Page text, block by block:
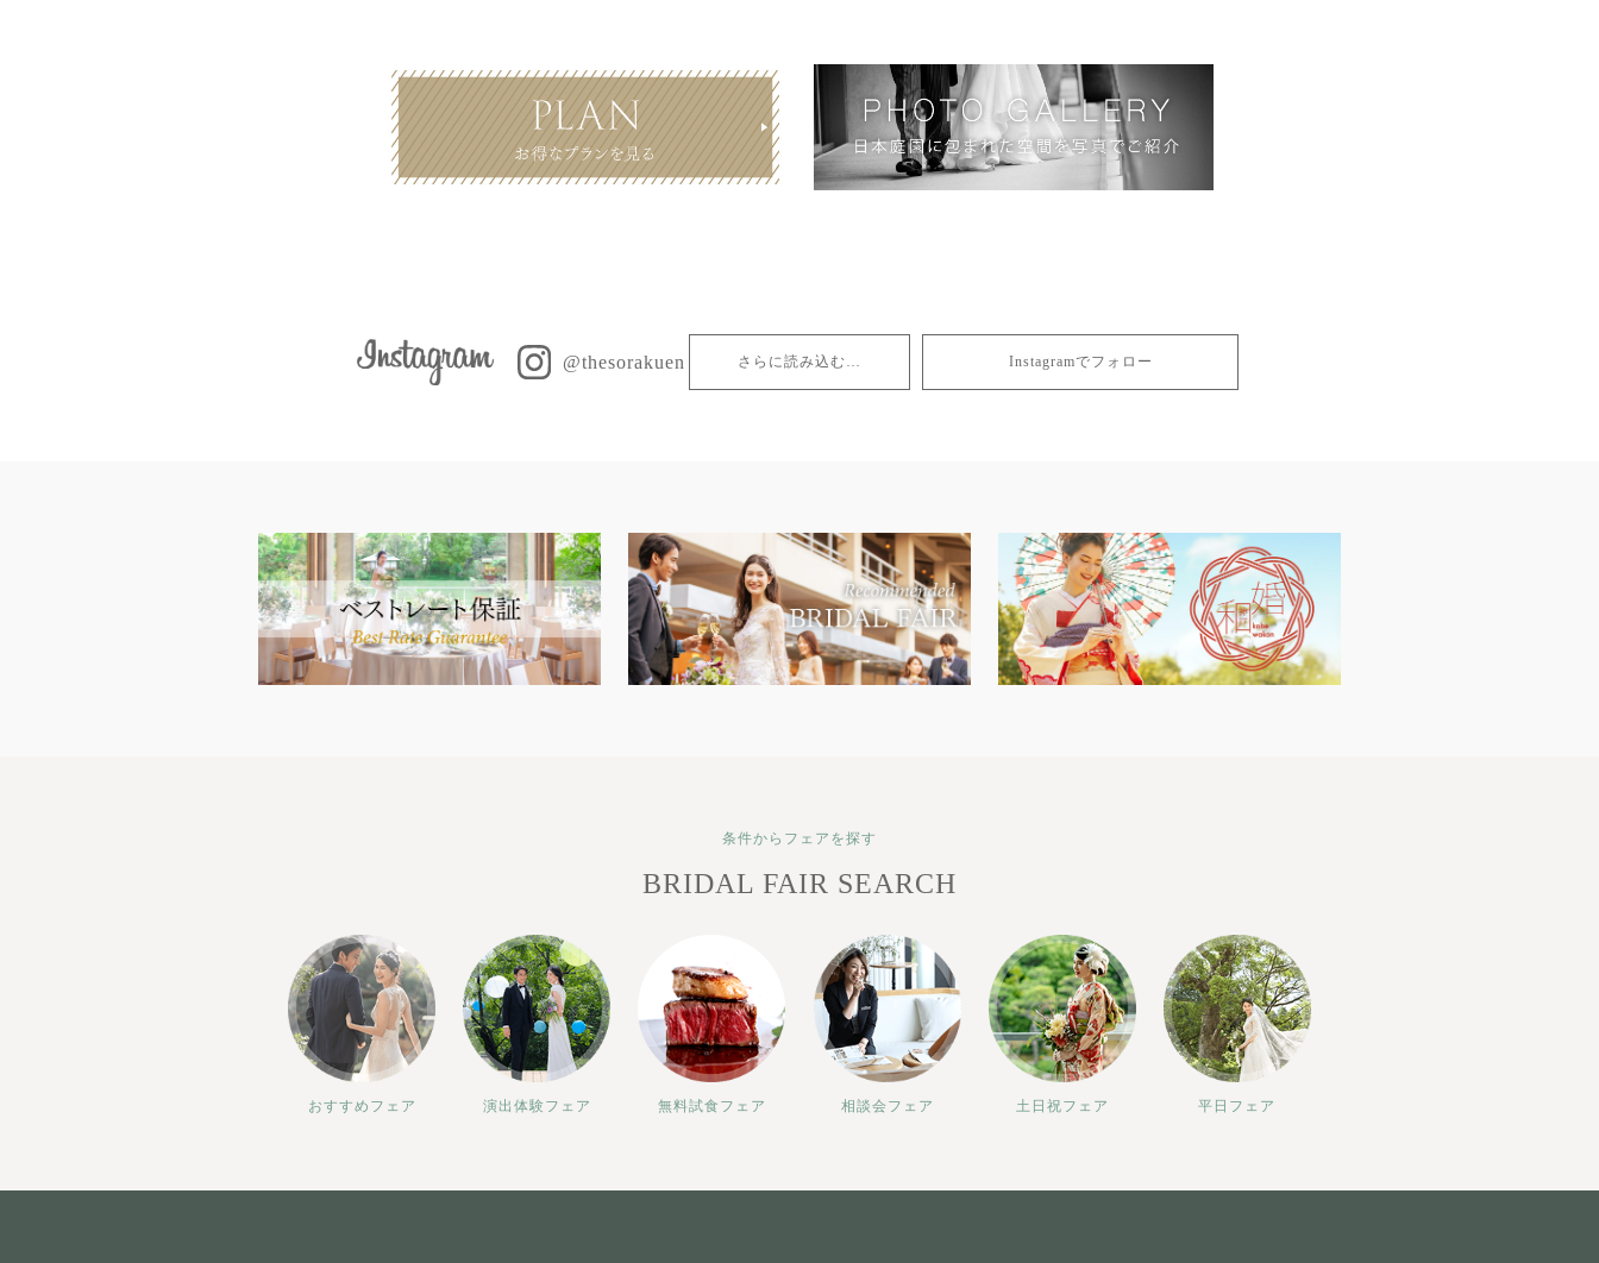
@thesorakuen さらに読み込む… Instagramでフォロー
条件からフェアを探す
BRIDAL FAIR SEARCH
おすすめフェア 演出体験フェア 無料試食フェア 相談会フェア 土日祝フェア 平日フェア